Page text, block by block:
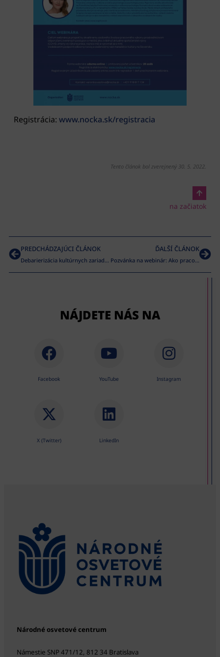
Registrácia: www.nocka.sk/registracia
Tento článok bol zverejnený 30. 5. 2022.
na začiatok
PREDCHÁDZAJÚCI ČLÁNOK
Debarierizácia kultúrnych zariadení
ĎALŠÍ ČLÁNOK
Pozvánka na webinár: Ako pracovať s vlastnými emóciami?
NÁJDETE NÁS NA
Facebook YouTube Instagram
X (Twitter) LinkedIn
Národné osvetové centrum
Námestie SNP 471/12, 812 34 Bratislava